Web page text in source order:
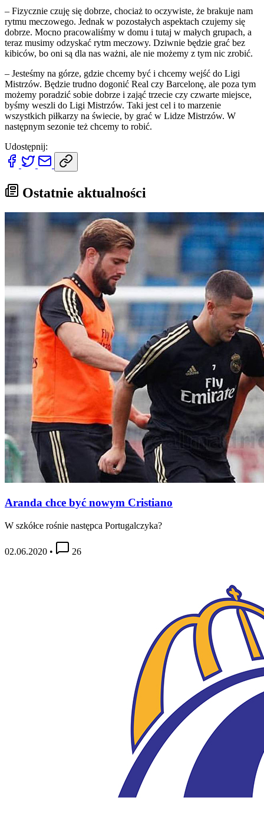
– Fizycznie czuję się dobrze, chociaż to oczywiste, że brakuje nam
rytmu meczowego. Jednak w pozostałych aspektach czujemy się
dobrze. Mocno pracowaliśmy w domu i tutaj w małych grupach, a
teraz musimy odzyskać rytm meczowy. Dziwnie będzie grać bez
kibiców, bo oni są dla nas ważni, ale nie możemy z tym nic zrobić.
– Jesteśmy na górze, gdzie chcemy być i chcemy wejść do Ligi
Mistrzów. Będzie trudno dogonić Real czy Barcelonę, ale poza tym
możemy poradzić sobie dobrze i zająć trzecie czy czwarte miejsce,
byśmy weszli do Ligi Mistrzów. Taki jest cel i to marzenie
wszystkich piłkarzy na świecie, by grać w Lidze Mistrzów. W
następnym sezonie też chcemy to robić.
Udostępnij:
Ostatnie aktualności
Aranda chce być nowym Cristiano
W szkółce rośnie następca Portugalczyka?
02.06.2020 • 26